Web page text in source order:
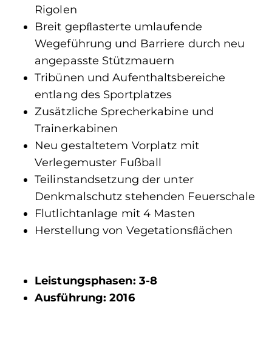
Rigolen
Breit gepﬂasterte umlaufende
Wegeführung und Barriere durch neu
angepasste Stützmauern
Tribünen und Aufenthaltsbereiche
entlang des Sportplatzes
Zusätzliche Sprecherkabine und
Trainerkabinen
Neu gestaltetem Vorplatz mit
Verlegemuster Fußball
Teilinstandsetzung der unter
Denkmalschutz stehenden Feuerschale
Flutlichtanlage mit 4 Masten
Herstellung von Vegetationsﬂächen
Leistungsphasen: 3-8
Ausführung: 2016